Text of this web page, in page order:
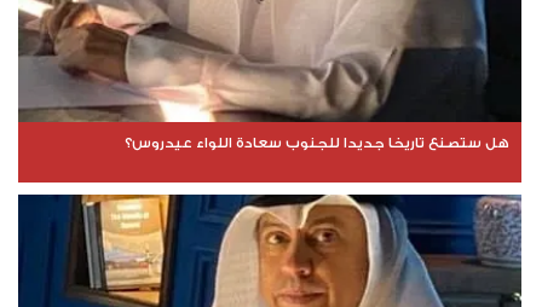
هل ستصنع تاريخا جديدا للجنوب سعادة اللواء عيدروس؟